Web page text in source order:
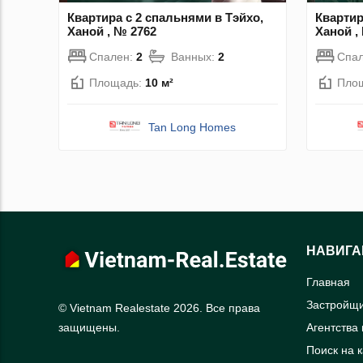
Квартира с 2 спальнями в Тэйхо,
Ханой , № 2762
Спален: 2 Ванных: 2
Площадь: 10 м²
Tan Long Homes
Ханой ,
© Vietnam Realestate 2026. Все права
защищены.
Главная
Поиск на